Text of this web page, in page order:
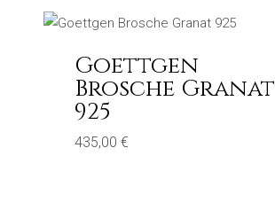
Goettgen
Brosche Granat
925
435,00 €